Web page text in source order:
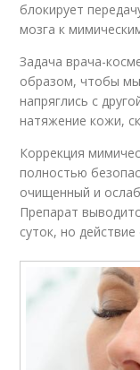
блокирует
мозга к
Задача врача-
образом, чтобы
напряглись с
натяжение кожи,
Коррекция
полностью
очищенный и
Препарат
суток, но